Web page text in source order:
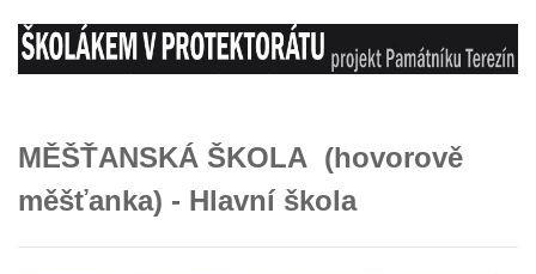
MĚŠŤANSKÁ ŠKOLA (hovorově
měšťanka) - Hlavní škola